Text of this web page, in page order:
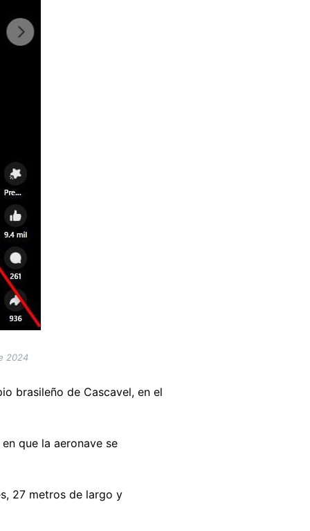
2024
brasileño de Cascavel, en el
que la aeronave se
27 metros de largo y